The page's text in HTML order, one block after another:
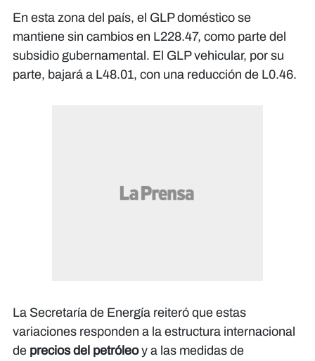
En esta zona del país, el GLP doméstico se
mantiene sin cambios en L228.47, como parte del
subsidio gubernamental. El GLP vehicular, por su
parte, bajará a L48.01, con una reducción de L0.46.
La Secretaría de Energía reiteró que estas
variaciones responden a la estructura internacional
de precios del petróleoy a las medidas de